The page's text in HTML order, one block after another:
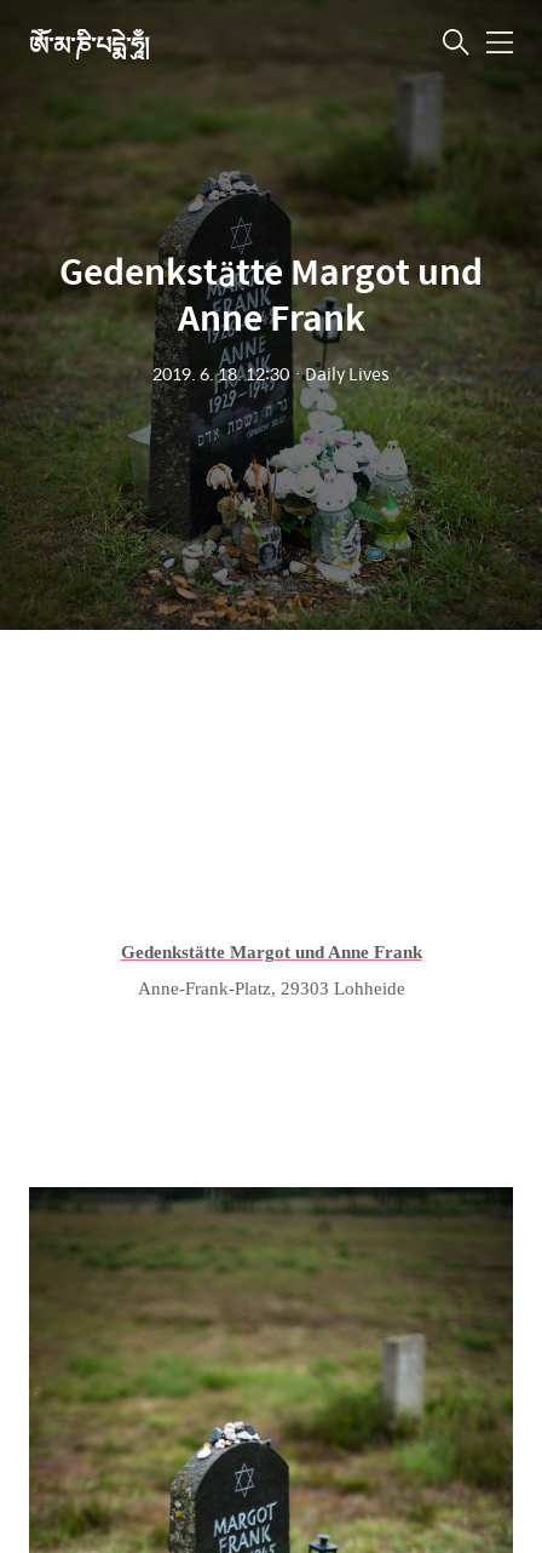
ཨོཾ་མ་ཎི་པདྨེ་ཧཱུྃ། 메
Gedenkstätte Margot und
Anne Frank
2019. 6. 18. 12:30 ㆍDaily Lives
Gedenkstätte Margot und Anne Frank
Anne-Frank-Platz, 29303 Lohheide